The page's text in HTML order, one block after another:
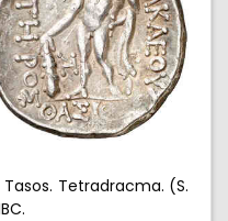
Tetradracma. (S.